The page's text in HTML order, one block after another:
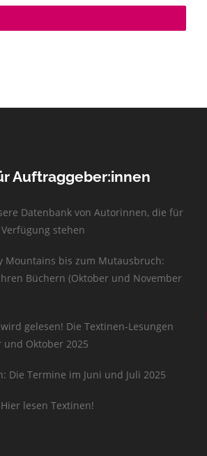
Auftraggeber:innen
Datenbank von Autorinnen, die für
stehen
Mountains bis zum Mutausbruch:
Büchern (Oktober und November
gelesen! Die Textinen-Lesungen
und Oktober 2025
Die Termine im Juni und Juli 2025
lesen Textinen!